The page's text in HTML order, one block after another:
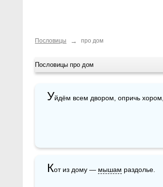
Пословицы → про дом
Пословицы про дом
Уйдём всем двором, опричь
Кот из дому — мышам раздолье.